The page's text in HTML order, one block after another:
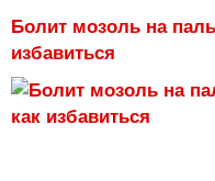
Болит мозоль на
избавиться